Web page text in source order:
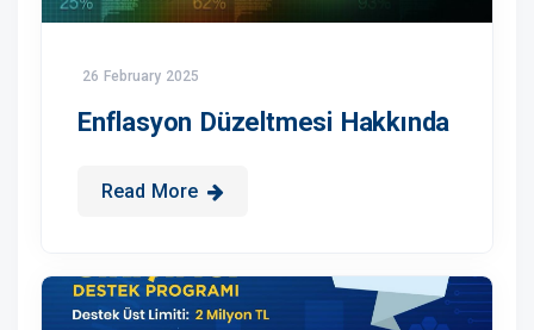
26 February 2025
Enflasyon Düzeltmesi Hakkında
Read More